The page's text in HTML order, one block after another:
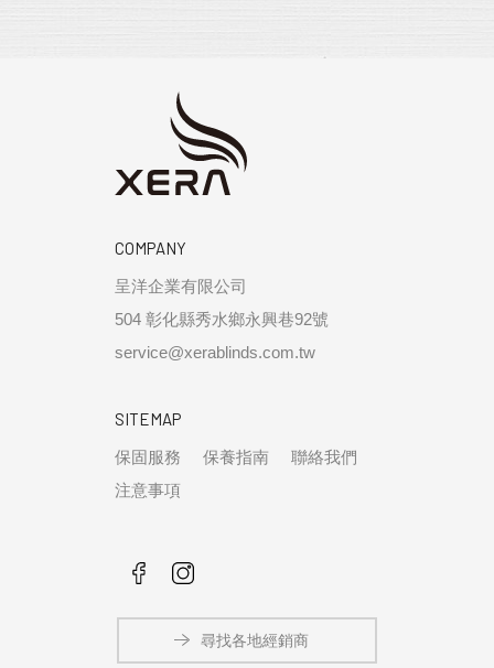
COMPANY
呈洋企業有限公司
504 彰化縣秀水鄉永興巷92號
service@xerablinds.com.tw
SITEMAP
保固服務 保養指南
聯絡我們
注意事項
尋找各地經銷商